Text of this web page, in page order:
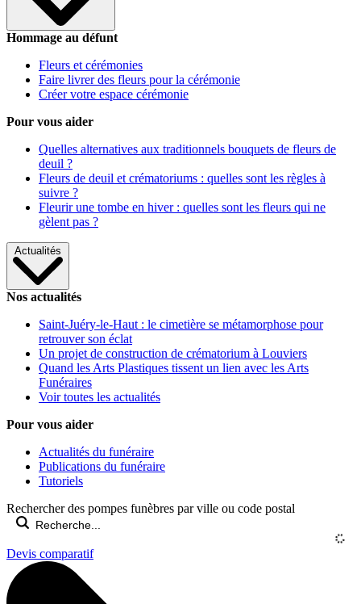
Hommage au défunt
Fleurs et cérémonies
Faire livrer des fleurs pour la cérémonie
Créer votre espace cérémonie
Pour vous aider
Quelles alternatives aux traditionnels bouquets de fleurs de
deuil ?
Fleurs de deuil et crématoriums : quelles sont les règles à
suivre ?
Fleurir une tombe en hiver : quelles sont les fleurs qui ne
gèlent pas ?
Actualités
Nos actualités
Saint-Juéry-le-Haut : le cimetière se métamorphose pour
retrouver son éclat
Un projet de construction de crématorium à Louviers
Quand les Arts Plastiques tissent un lien avec les Arts
Funéraires
Voir toutes les actualités
Pour vous aider
Actualités du funéraire
Publications du funéraire
Tutoriels
Rechercher des pompes funèbres par ville ou code postal
Devis comparatif